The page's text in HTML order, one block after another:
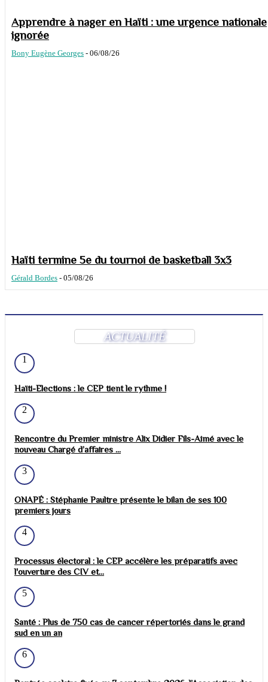
Apprendre à nager en Haïti : une urgence nationale
ignorée
Bony Eugène Georges - 06/08/26
Haïti termine 5e du tournoi de basketball 3x3
Gérald Bordes - 05/08/26
ACTUALITÉ
1
Haïti-Elections : le CEP tient le rythme !
2
Rencontre du Premier ministre Alix Didier Fils-Aimé avec le
nouveau Chargé d’affaires ...
3
ONAPÉ : Stéphanie Paultre présente le bilan de ses 100
premiers jours
4
Processus électoral : le CEP accélère les préparatifs avec
l'ouverture des CIV et...
5
Santé : Plus de 750 cas de cancer répertoriés dans le grand
sud en un an
6